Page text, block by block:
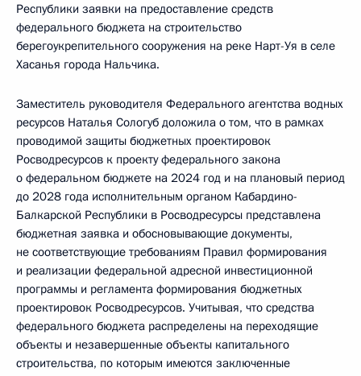
Республики заявки на предоставление средств
федерального бюджета на строительство
берегоукрепительного сооружения на реке Нарт-Уя в селе
Хасанья города Нальчика.
Заместитель руководителя Федерального агентства водных
ресурсов Наталья Сологуб доложила о том, что в рамках
проводимой защиты бюджетных проектировок
Росводресурсов к проекту федерального закона
о федеральном бюджете на 2024 год и на плановый период
до 2028 года исполнительным органом Кабардино-
Балкарской Республики в Росводресурсы представлена
бюджетная заявка и обосновывающие документы,
не соответствующие требованиям Правил формирования
и реализации федеральной адресной инвестиционной
программы и регламента формирования бюджетных
проектировок Росводресурсов. Учитывая, что средства
федерального бюджета распределены на переходящие
объекты и незавершенные объекты капитального
строительства, по которым имеются заключенные